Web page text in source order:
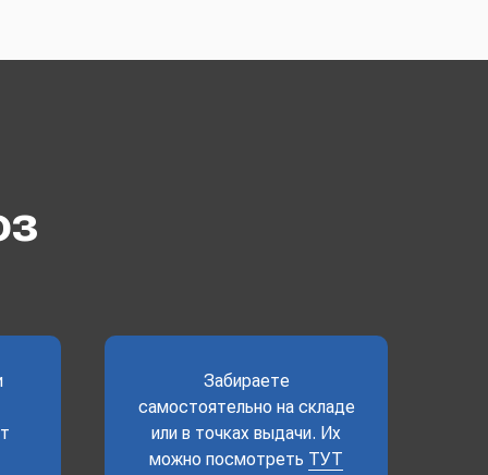
Забираете
самостоятельно на складе
или в точках выдачи. Их
можно посмотреть ТУТ